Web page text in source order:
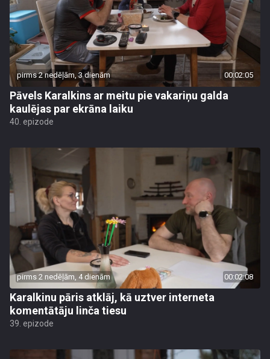
pirms 2 nedēļām, 3 dienām 00:02:05
Pāvels Karalkins ar meitu pie vakariņu galda
kaulējas par ekrāna laiku
40. epizode
pirms 2 nedēļām, 4 dienām 00:02:08
Karalkinu pāris atklāj, kā uztver interneta
komentātāju linča tiesu
39. epizode